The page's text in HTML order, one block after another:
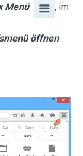
Menü , im
öffnen